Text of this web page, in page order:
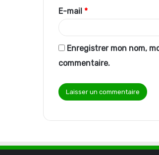
r
e
*
E-mail *
Enregistrer mon nom,
commentaire.